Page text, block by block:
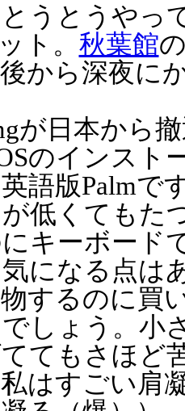
うとうやっ
ト。 秋葉館
から深夜に
が日本から
のインスト
語版Palmで
低くてもた
キーボード
になる点は
するのに買
しょう。小
てもさほど
私はすごい肩